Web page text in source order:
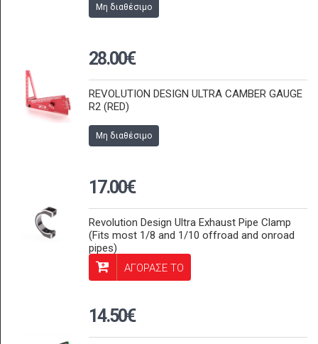
Μη διαθέσιμο
28.00€
REVOLUTION DESIGN ULTRA CAMBER GAUGE
R2 (RED)
Μη διαθέσιμο
17.00€
Revolution Design Ultra Exhaust Pipe Clamp
(Fits most 1/8 and 1/10 offroad and onroad
pipes)
ΑΓΟΡΑΣΕ ΤΟ
14.50€